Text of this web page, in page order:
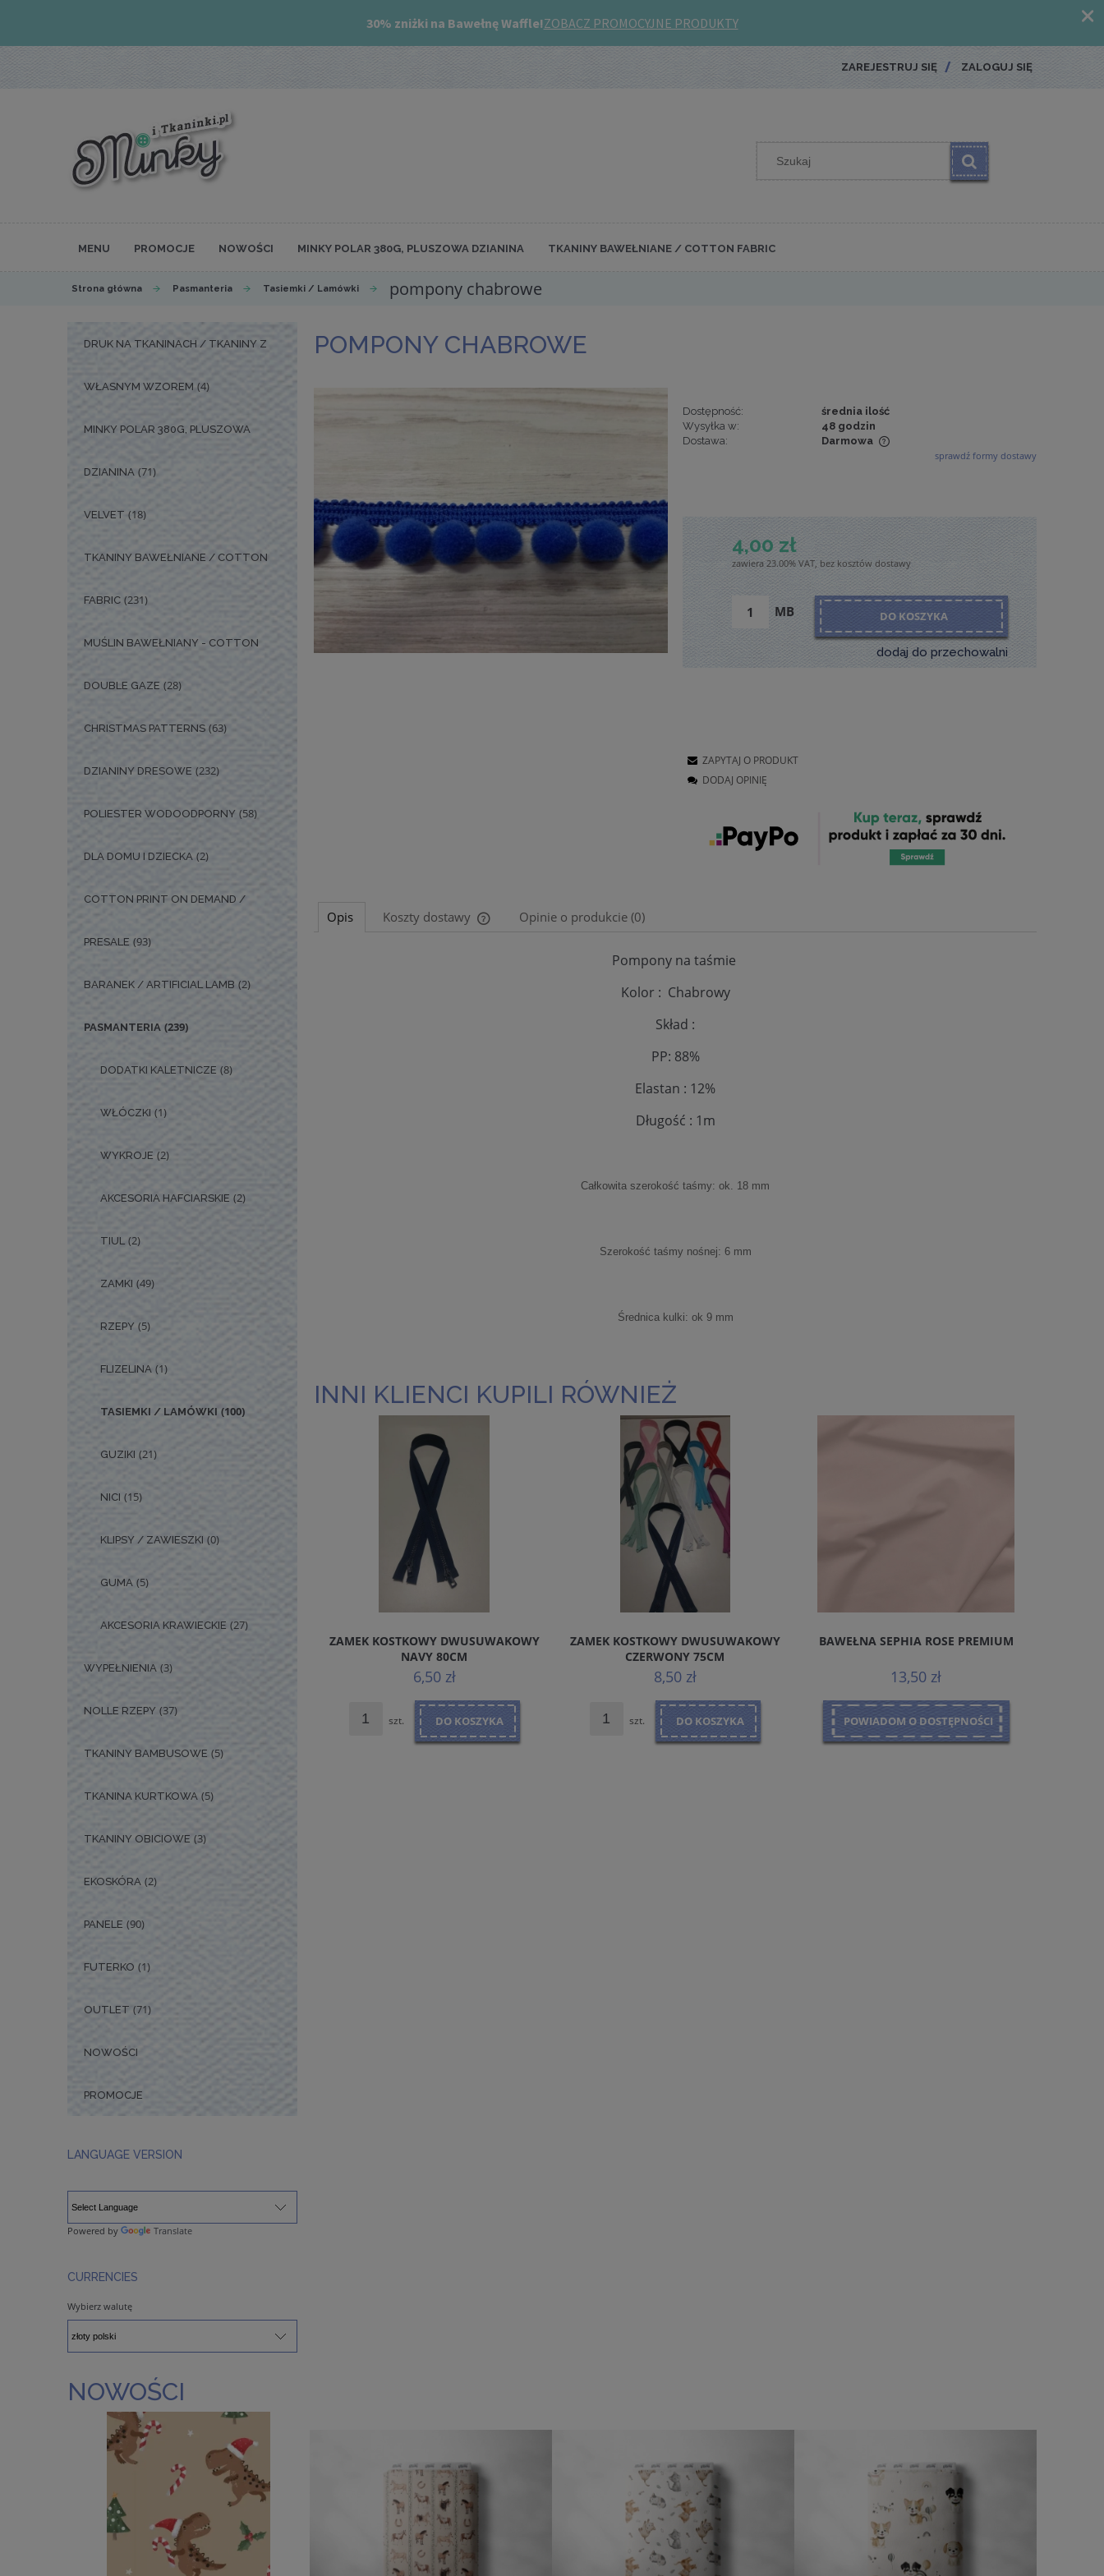
ZAREJESTRUJ SIĘ ZALOGUJ SIĘ
MENU PROMOCJE NOWOŚCI MINKY POLAR 380G, PLUSZOWA DZIANINA TKANINY BAWEŁNIANE / COTTON FABRIC
Strona główna Pasmanteria Tasiemki / Lamówki pompony chabrowe
DRUK NA TKANINACH / TKANINY Z
WŁASNYM WZOREM (4)
MINKY POLAR 380G, PLUSZOWA
DZIANINA (71)
VELVET (18)
TKANINY BAWEŁNIANE / COTTON
FABRIC (231)
MUŚLIN BAWEŁNIANY - COTTON
DOUBLE GAZE (28)
CHRISTMAS PATTERNS (63)
DZIANINY DRESOWE (232)
POLIESTER WODOODPORNY (58)
DLA DOMU I DZIECKA (2)
COTTON PRINT ON DEMAND /
PRESALE (93)
BARANEK / ARTIFICIAL LAMB (2)
PASMANTERIA (239)
DODATKI KALETNICZE (8)
WŁÓCZKI (1)
WYKROJE (2)
AKCESORIA HAFCIARSKIE (2)
TIUL (2)
ZAMKI (49)
RZEPY (5)
FLIZELINA (1)
TASIEMKI / LAMÓWKI (100)
GUZIKI (21)
NICI (15)
KLIPSY / ZAWIESZKI (0)
GUMA (5)
AKCESORIA KRAWIECKIE (27)
WYPEŁNIENIA (3)
NOLLE RZEPY (37)
TKANINY BAMBUSOWE (5)
TKANINA KURTKOWA (5)
TKANINY OBICIOWE (3)
EKOSKÓRA (2)
PANELE (90)
FUTERKO (1)
OUTLET (71)
NOWOŚCI
PROMOCJE
LANGUAGE VERSION
Powered by Translate
CURRENCIES
Wybierz walutę
POMPONY CHABROWE
Dostępność:
średnia ilość
Wysyłka w:
48 godzin
Dostawa:
Darmowa
sprawdź formy dostawy
4,00 zł
zawiera 23.00% VAT, bez kosztów dostawy
MB DO KOSZYKA
dodaj do przechowalni
ZAPYTAJ O PRODUKT
DODAJ OPINIĘ
Opis Koszty dostawy
Cena nie zawiera ewentualnych kosztów
Opinie o produkcie (0)
Pompony na taśmie
Kolor : Chabrowy
Skład :
PP: 88%
Elastan : 12%
Długość : 1m
Całkowita szerokość taśmy: ok. 18 mm
Szerokość taśmy nośnej: 6 mm
Średnica kulki: ok 9 mm
INNI KLIENCI KUPILI RÓWNIEŻ
ZAMEK KOSTKOWY DWUSUWAKOWY
NAVY 80CM
6,50 zł
szt. DO KOSZYKA
ZAMEK KOSTKOWY DWUSUWAKOWY
CZERWONY 75CM
8,50 zł
szt. DO KOSZYKA
BAWEŁNA SEPHIA ROSE PREMIUM
13,50 zł
POWIADOM O DOSTĘPNOŚCI
NOWOŚCI